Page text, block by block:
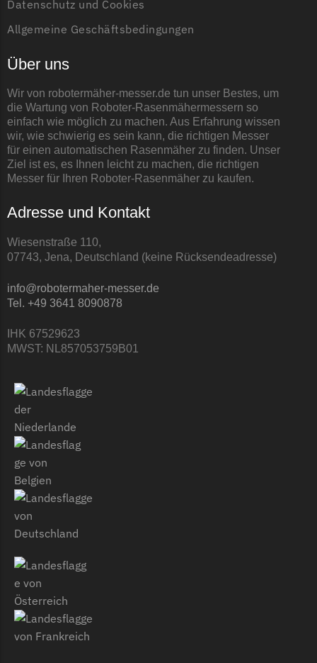
Datenschutz und Cookies
Allgemeine Geschäftsbedingungen
Über uns
Wir von robotermäher-messer.de tun unser Bestes, um
die Wartung von Roboter-Rasenmähermessern so
einfach wie möglich zu machen. Aus Erfahrung wissen
wir, wie schwierig es sein kann, die richtigen Messer
für einen automatischen Rasenmäher zu finden. Unser
Ziel ist es, es Ihnen leicht zu machen, die richtigen
Messer für Ihren Roboter-Rasenmäher zu kaufen.
Adresse und Kontakt
Wiesenstraße 110,
07743, Jena, Deutschland (keine Rücksendeadresse)
info@robotermaher-messer.de
Tel. +49 3641 8090878
IHK 67529623
MWST: NL857053759B01